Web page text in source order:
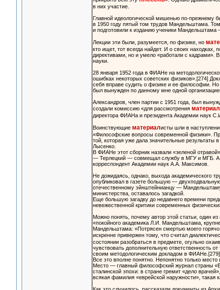
в них участие.
Главной идеологической мишенью по-прежнему
в 1950 году пятый том трудов Мандельштама.
и подготовили к изданию ученики
Лекции эти были, разумеется, по физике, но
кто ищет, тот всегда найдет. И о своих
директивами, но и умело «работали с кадрами».
науки.
28 января 1952 года в ФИАНе на
ошибках некоторых советских физиков».[274]
себя вправе судить о физике и ее философии.
был вынужден по данному мне одной
Александров, член партии с 1951 года, был
создали комиссию «для рассмотрения материал
директора ФИАНа и президента Академии наук
Воинствующие материалисты шли в
«Философские вопросы современной физики».
той, которая уже дала значительные результаты
Лысенко.
В ФИАНе этот сборник назвали «зеленой
— Терлецкий — совмещал службу в МГУ и МГБ. А
корреспондент Академии наук А.А. Максимов.
Не дожидаясь, однако, выхода академического
опубликовал в газете большую —
отечественному эйнштейнианцу —
министерства, оставалось загадкой.
Еще большую загадку до недавнего времени
невежественной критики современных
Можно понять, почему автор этой статьи, один
«покойного академика Л.И. Мандельштама,
Мандельштама: «Потрясен смертью моего
искренне привержен тому, что считал
состоянии разобраться в предмете, огульно
чувствовать дополнительную ответственность
своим методологическим докладом в ФИАНе.[279]
Все это вполне понятно. Непонятно только
Место — главный философский журнал страны
сталинской эпохи: в стране гремит «дело
всякая фамилия «еврейской наружности», такая